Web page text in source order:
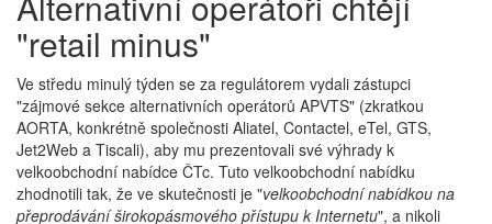
"retail minus"
Ve středu minulý týden se za regulátorem vydali zástupci
"zájmové sekce alternativních operátorů APVTS" (zkratkou
AORTA, konkrétně společnosti Aliatel, Contactel, eTel, GTS,
Jet2Web a Tiscali), aby mu prezentovali své výhrady k
velkoobchodní nabídce ČTc. Tuto velkoobchodní nabídku
zhodnotili tak, že ve skutečnosti je "velkoobchodní nabídkou na
přeprodávání širokopásmového přístupu k Internetu", a nikoli